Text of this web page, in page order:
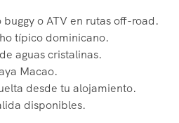
o ATV en rutas off-road.
típico dominicano.
aguas cristalinas.
Macao.
desde tu alojamiento.
disponibles.